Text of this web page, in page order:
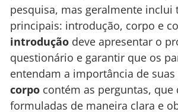
pesquisa, mas geralmente inclui
principais: introdução, corpo e
introdução deve apresentar o
questionário e garantir que os
entendam a importância de suas
corpo contém as perguntas, que
formuladas de maneira clara e